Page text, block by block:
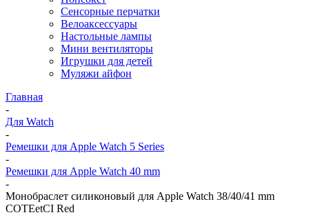
Сенсорные перчатки
Велоаксессуары
Настольные лампы
Мини вентиляторы
Игрушки для детей
Муляжи айфон
Главная
-
Для Watch
-
Ремешки для Apple Watch 5 Series
-
Ремешки для Apple Watch 40 mm
-
Монобраслет силиконовый для Apple Watch 38/40/41 mm
COTEetCI Red